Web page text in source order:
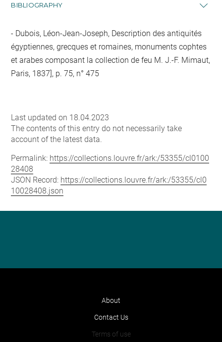
BIBLIOGRAPHY
Dubois, Léon-Jean-Joseph, Description des antiquités
égyptiennes, grecques et romaines, monuments cophtes
et arabes composant la collection de feu M. J.-F. Mimaut,
Paris, 1837], p. 75, n° 475
Last updated on 18.04.2023
The contents of this entry do not necessarily take
account of the latest data.
Permalink: https://collections.louvre.fr/ark:/53355/cl0100
28408
JSON Record: https://collections.louvre.fr/ark:/53355/cl0
10028408.json
About
Contact Us
Terms of use